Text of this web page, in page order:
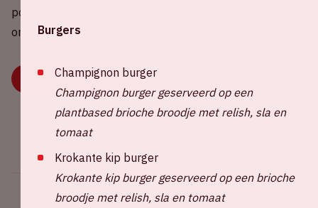
portemonnee én natuurlijk het milieu. Druk snel op
onderstaande knop.
DEEL OF KIES EEN RIT
Deel dit evenement
Burgers
Champignon burger
Champignon burger geserveerd op een
plantbased brioche broodje met relish, sla en
tomaat
Krokante kip burger
Krokante kip burger geserveerd op een brioche
broodje met relish, sla en tomaat